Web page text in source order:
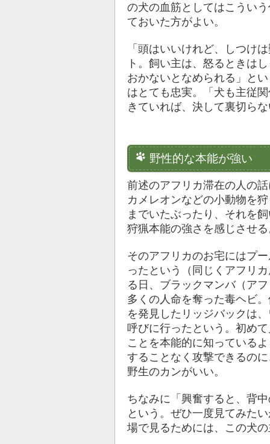
の犬の血筋としてはこうい
ておいた方がよい。
「頭はいいけれど、しつけ
ト。飼い主は、怒るときは
おかないとなめられる」と
はとても忠実。「犬も主従
きていれば、決して裏切ら
野性的な本能が強い
前述のアフリカ滞在の人の
カメレオンなどの小動物を
までいたぶったり、それを
狩猟本能の強さを感じさせ
そのアフリカのお宅にはプ
ったという（同じくアフリ
る日、ブラックマンバ（ア
多くの人命を奪った毒ヘビ
を発見したリッジバックは
呼びに行ったという。初め
ことを本能的に知っている
することなく攻撃できるの
野生のカンがいい。
ちなみに「興奮すると、背
という。ぜひ一度見てみた
場で見るためには、この犬